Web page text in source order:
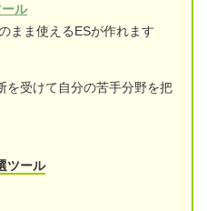
ル
まま使えるESが作れます
を受けて自分の苦手分野を把
ツール